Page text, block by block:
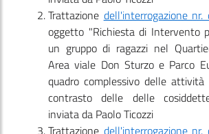
Trattazione dell'interrogazione
oggetto "Richiesta di Intervento
un gruppo di ragazzi nel
Area viale Don Sturzo e Parco
quadro complessivo delle
contrasto delle delle
inviata da Paolo Ticozzi
Trattazione dell'interrogazione nr.